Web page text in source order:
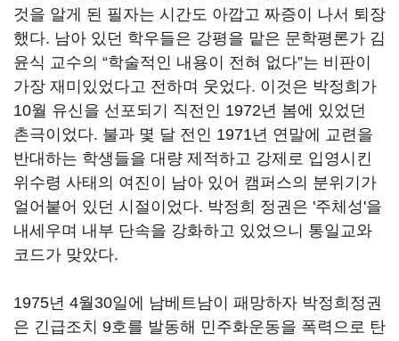
것을 알게 된 필자는 시간도 아깝고 짜증이 나서 퇴장
했다. 남아 있던 학우들은 강평을 맡은 문학평론가 김
윤식 교수의 “학술적인 내용이 전혀 없다”는 비판이
가장 재미있었다고 전하며 웃었다. 이것은 박정희가
10월 유신을 선포되기 직전인 1972년 봄에 있었던
촌극이었다. 불과 몇 달 전인 1971년 연말에 교련을
반대하는 학생들을 대량 제적하고 강제로 입영시킨
위수령 사태의 여진이 남아 있어 캠퍼스의 분위기가
얼어붙어 있던 시절이었다. 박정희 정권은 '주체성'을
내세우며 내부 단속을 강화하고 있었으니 통일교와
코드가 맞았다.
1975년 4월30일에 남베트남이 패망하자 박정희정권
은 긴급조치 9호를 발동해 민주화운동을 폭력으로 탄